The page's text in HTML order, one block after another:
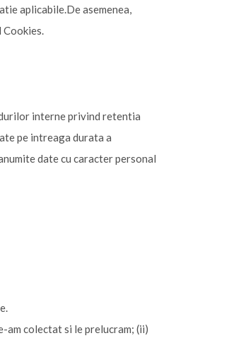
aplicabile.De asemenea,
interne privind retentia
pe intreaga durata a
date cu caracter personal
colectat si le prelucram; (ii)